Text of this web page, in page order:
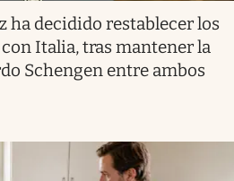
ha decidido restablecer los
Italia, tras mantener la
Schengen entre ambos